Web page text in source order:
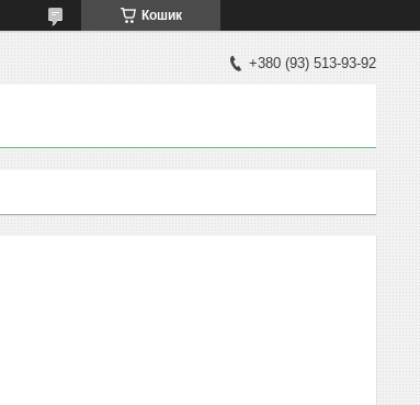
Кошик
+380 (93) 513-93-92